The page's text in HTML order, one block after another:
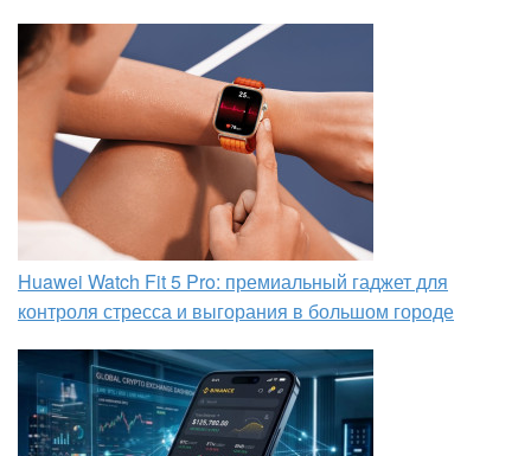
Huawei Watch Fit 5 Pro: премиальный гаджет для
контроля стресса и выгорания в большом городе